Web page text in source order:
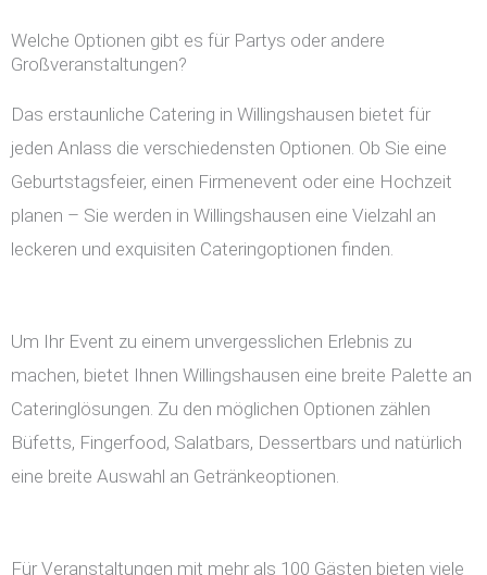
Welche Optionen gibt es für Partys oder andere
Großveranstaltungen?
Das erstaunliche Catering in Willingshausen bietet für
jeden Anlass die verschiedensten Optionen. Ob Sie eine
Geburtstagsfeier, einen Firmenevent oder eine Hochzeit
planen – Sie werden in Willingshausen eine Vielzahl an
leckeren und exquisiten Cateringoptionen finden.
Um Ihr Event zu einem unvergesslichen Erlebnis zu
machen, bietet Ihnen Willingshausen eine breite Palette an
Cateringlösungen. Zu den möglichen Optionen zählen
Büfetts, Fingerfood, Salatbars, Dessertbars und natürlich
eine breite Auswahl an Getränkeoptionen.
Für Veranstaltungen mit mehr als 100 Gästen bieten viele